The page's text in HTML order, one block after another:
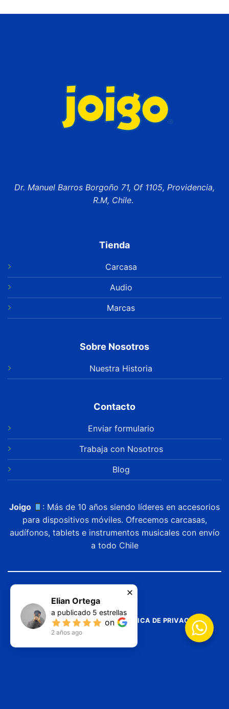
Dr. Manuel Barros Borgoño 71, Of 1105, Providencia,
R.M, Chile.
Tienda
Carcasa
Audio
Marcas
Sobre Nosotros
Nuestra Historia
Contacto
Enviar formulario
Trabaja con Nosotros
Blog
Joigo
: Más de 10 años siendo líderes en accesorios
para dispositivos móviles. Ofrecemos carcasas,
audífonos, tablets e instrumentos musicales con envío
a todo Chile
TERMINOS Y SERVICIOS POLITICA DE PRIVACIDAD
Elian Ortega
a publicado 5 estrellas
on
2 años ago